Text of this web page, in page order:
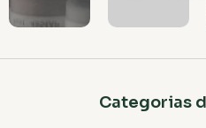
Categorias